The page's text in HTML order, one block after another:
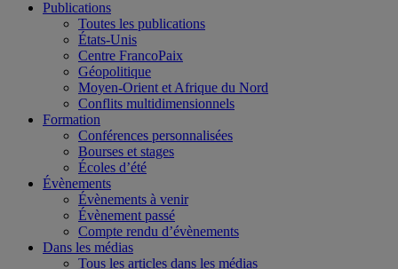
Publications
Toutes les publications
États-Unis
Centre FrancoPaix
Géopolitique
Moyen-Orient et Afrique du Nord
Conflits multidimensionnels
Formation
Conférences personnalisées
Bourses et stages
Écoles d’été
Évènements
Évènements à venir
Évènement passé
Compte rendu d’évènements
Dans les médias
Tous les articles dans les médias